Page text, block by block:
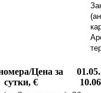
Цена за
сутки, €